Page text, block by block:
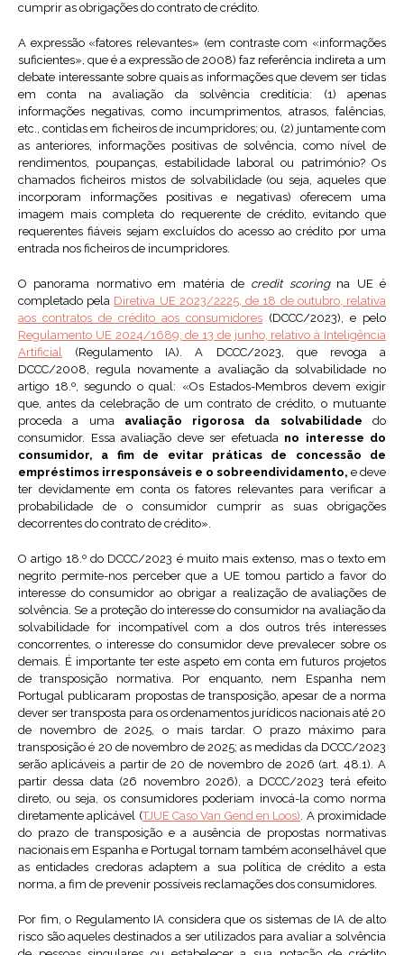
cumprir as obrigações do contrato de crédito.
A expressão «fatores relevantes» (em contraste com «informações
suficientes», que é a expressão de 2008) faz referência indireta a um
debate interessante sobre quais as informações que devem ser tidas
em conta na avaliação da solvência creditícia: (1) apenas
informações negativas, como incumprimentos, atrasos, falências,
etc., contidas em ficheiros de incumpridores; ou, (2) juntamente com
as anteriores, informações positivas de solvência, como nível de
rendimentos, poupanças, estabilidade laboral ou património? Os
chamados ficheiros mistos de solvabilidade (ou seja, aqueles que
incorporam informações positivas e negativas) oferecem uma
imagem mais completa do requerente de crédito, evitando que
requerentes fiáveis sejam excluídos do acesso ao crédito por uma
entrada nos ficheiros de incumpridores.
O panorama normativo em matéria de credit scoring na UE é
completado pela Diretiva UE 2023/2225, de 18 de outubro, relativa
aos contratos de crédito aos consumidores (DCCC/2023), e pelo
Regulamento UE 2024/1689, de 13 de junho, relativo à Inteligência
Artificial (Regulamento IA). A DCCC/2023, que revoga a
DCCC/2008, regula novamente a avaliação da solvabilidade no
artigo 18.º, segundo o qual: «Os Estados-Membros devem exigir
que, antes da celebração de um contrato de crédito, o mutuante
proceda a uma avaliação rigorosa da solvabilidadedo
consumidor. Essa avaliação deve ser efetuada no interesse do
consumidor, a fim de evitar práticas de concessão de
empréstimos irresponsáveis e o sobreendividamento, e deve
ter devidamente em conta os fatores relevantes para verificar a
probabilidade de o consumidor cumprir as suas obrigações
decorrentes do contrato de crédito».
O artigo 18.º do DCCC/2023 é muito mais extenso, mas o texto em
negrito permite-nos perceber que a UE tomou partido a favor do
interesse do consumidor ao obrigar a realização de avaliações de
solvência. Se a proteção do interesse do consumidor na avaliação da
solvabilidade for incompatível com a dos outros três interesses
concorrentes, o interesse do consumidor deve prevalecer sobre os
demais. É importante ter este aspeto em conta em futuros projetos
de transposição normativa. Por enquanto, nem Espanha nem
Portugal publicaram propostas de transposição, apesar de a norma
dever ser transposta para os ordenamentos jurídicos nacionais até 20
de novembro de 2025, o mais tardar. O prazo máximo para
transposição é 20 de novembro de 2025; as medidas da DCCC/2023
serão aplicáveis a partir de 20 de novembro de 2026 (art. 48.1). A
partir dessa data (26 novembro 2026), a DCCC/2023 terá efeito
direto, ou seja, os consumidores poderiam invocá-la como norma
diretamente aplicável (TJUE Caso Van Gend en Loos). A proximidade
do prazo de transposição e a ausência de propostas normativas
nacionais em Espanha e Portugal tornam também aconselhável que
as entidades credoras adaptem a sua política de crédito a esta
norma, a fim de prevenir possíveis reclamações dos consumidores.
Por fim, o Regulamento IA considera que os sistemas de IA de alto
risco são aqueles destinados a ser utilizados para avaliar a solvência